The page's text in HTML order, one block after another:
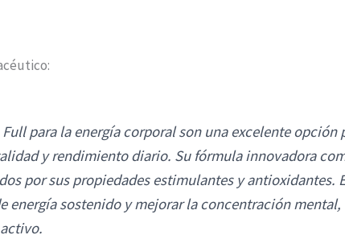
Full para la energía corporal son una excelente
y rendimiento diario. Su fórmula innovadora
por sus propiedades estimulantes y
energía sostenido y mejorar la concentración